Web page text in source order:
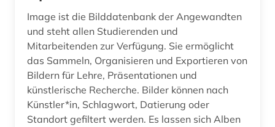
altertumswissenschaft (4)
altes buch (9)
altokzitanisch (1)
alttürkisch (1)
amerika (10)
Europa (53)
Finnland (16)
Frankreich (52)
GUS (6)
Griechenland (2)
Image ist die Bilddatenbank der Angewandten
und steht allen Studierenden und
Mitarbeitenden zur Verfügung. Sie ermöglicht
das Sammeln, Organisieren und Exportieren von
Bildern für Lehre, Präsentationen und
künstlerische Recherche. Bilder können nach
Künstler*in, Schlagwort, Datierung oder
Standort gefiltert werden. Es lassen sich Alben